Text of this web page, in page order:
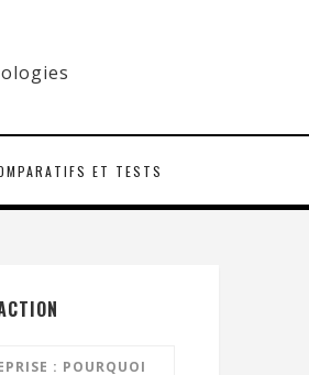
ET TESTS